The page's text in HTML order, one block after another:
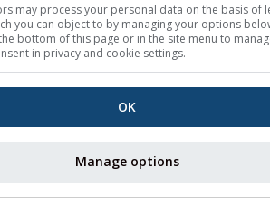
may process your personal data on the basis of
you can object to by managing your options
bottom of this page or in the site menu to
in privacy and cookie settings.
OK
Manage options